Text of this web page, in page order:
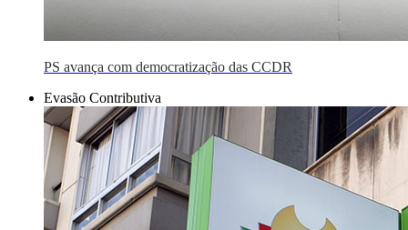
PS avança com democratização das CCDR
Evasão Contributiva